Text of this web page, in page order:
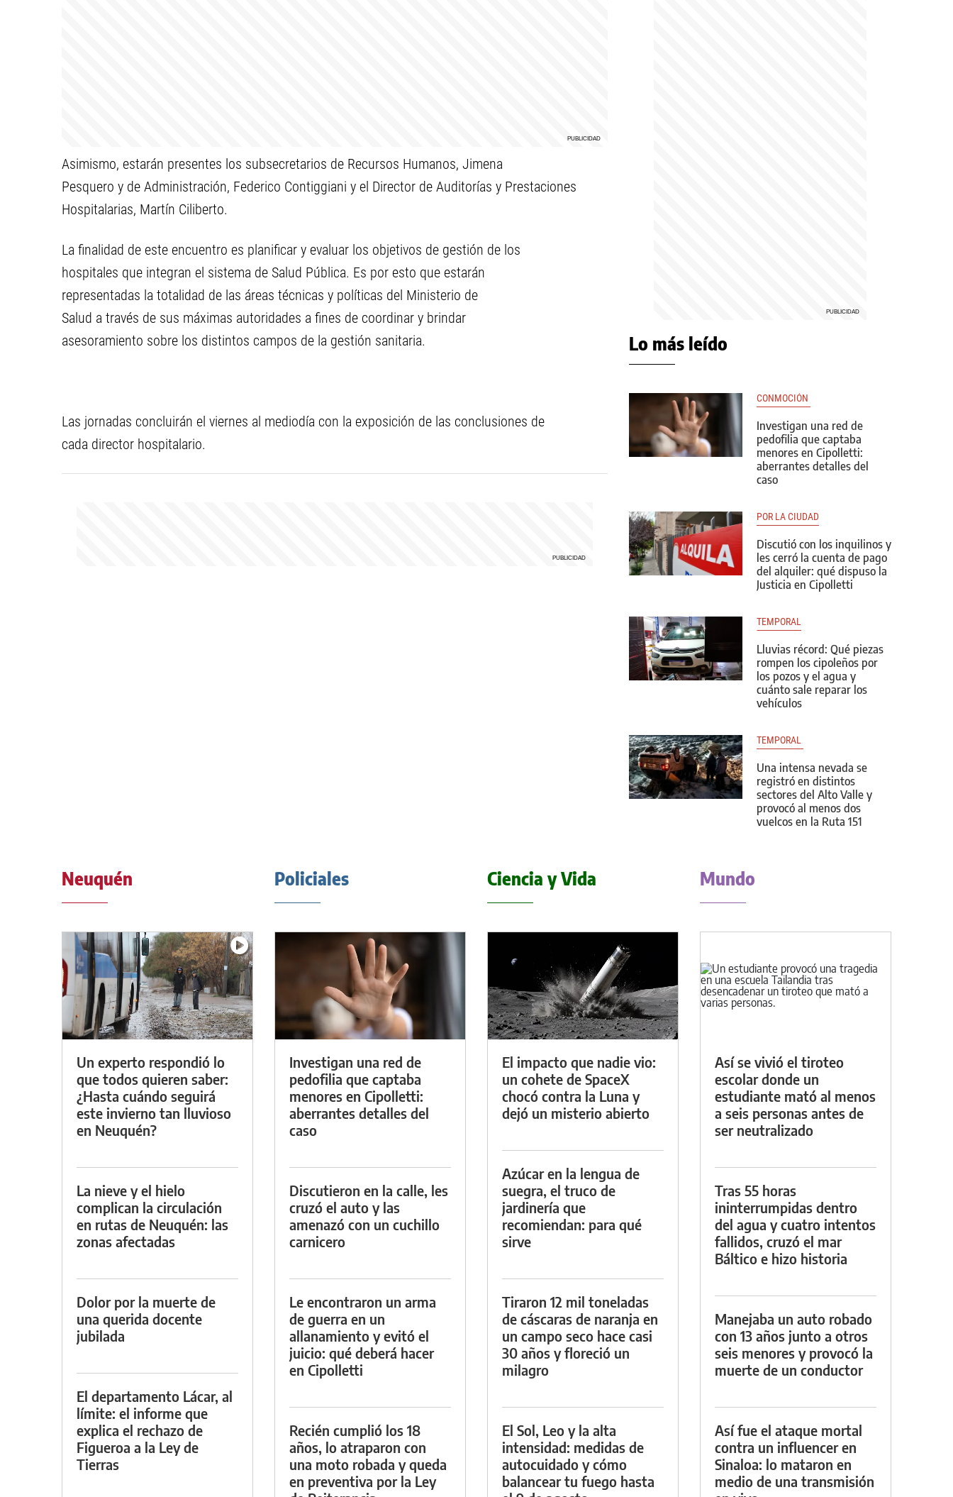
Asimismo, estarán presentes los subsecretarios de Recursos Humanos, Jimena
Pesquero y de Administración, Federico Contiggiani y el Director de Auditorías y Prestaciones
Hospitalarias, Martín Ciliberto.
La finalidad de este encuentro es planificar y evaluar los objetivos de gestión de los
hospitales que integran el sistema de Salud Pública. Es por esto que estarán
representadas la totalidad de las áreas técnicas y políticas del Ministerio de
Salud a través de sus máximas autoridades a fines de coordinar y brindar
asesoramiento sobre los distintos campos de la gestión sanitaria.
Las jornadas concluirán el viernes al mediodía con la exposición de las conclusiones de
cada director hospitalario.
Lo más leído
CONMOCIÓN
Investigan una red de
pedofilia que captaba
menores en Cipolletti:
aberrantes detalles del
caso
POR LA CIUDAD
Discutió con los inquilinos y
les cerró la cuenta de pago
del alquiler: qué dispuso la
Justicia en Cipolletti
TEMPORAL
Lluvias récord: Qué piezas
rompen los cipoleños por
los pozos y el agua y
cuánto sale reparar los
vehículos
TEMPORAL
Una intensa nevada se
registró en distintos
sectores del Alto Valle y
provocó al menos dos
vuelcos en la Ruta 151
Neuquén
Un experto respondió lo
que todos quieren saber:
¿Hasta cuándo seguirá
este invierno tan lluvioso
en Neuquén?
La nieve y el hielo
complican la circulación
en rutas de Neuquén: las
zonas afectadas
Dolor por la muerte de
una querida docente
jubilada
El departamento Lácar, al
límite: el informe que
explica el rechazo de
Figueroa a la Ley de
Tierras
Policiales
Investigan una red de
pedofilia que captaba
menores en Cipolletti:
aberrantes detalles del
caso
Discutieron en la calle, les
cruzó el auto y las
amenazó con un cuchillo
carnicero
Le encontraron un arma
de guerra en un
allanamiento y evitó el
juicio: qué deberá hacer
en Cipolletti
Recién cumplió los 18
años, lo atraparon con
una moto robada y queda
en preventiva por la Ley
Ciencia y Vida
El impacto que nadie vio:
un cohete de SpaceX
chocó contra la Luna y
dejó un misterio abierto
Azúcar en la lengua de
suegra, el truco de
jardinería que
recomiendan: para qué
sirve
Tiraron 12 mil toneladas
de cáscaras de naranja en
un campo seco hace casi
30 años y floreció un
milagro
El Sol, Leo y la alta
intensidad: medidas de
autocuidado y cómo
balancear tu fuego hasta
Mundo
Así se vivió el tiroteo
escolar donde un
estudiante mató al menos
a seis personas antes de
ser neutralizado
Tras 55 horas
ininterrumpidas dentro
del agua y cuatro intentos
fallidos, cruzó el mar
Báltico e hizo historia
Manejaba un auto robado
con 13 años junto a otros
seis menores y provocó la
muerte de un conductor
Así fue el ataque mortal
contra un influencer en
Sinaloa: lo mataron en
medio de una transmisión